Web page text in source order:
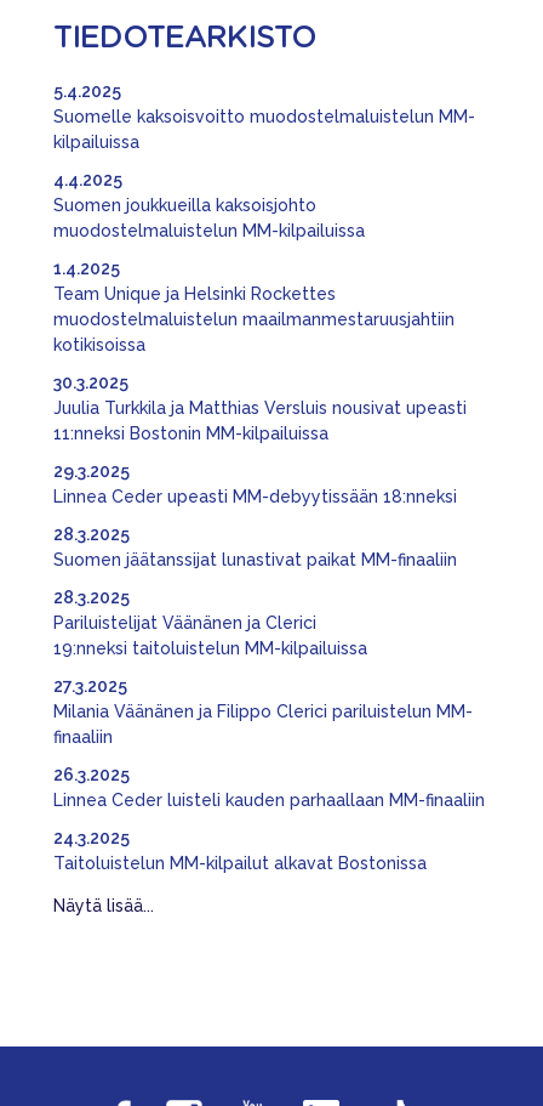
TIEDOTEARKISTO
Suomelle kaksoisvoitto muodostelmaluistelun MM-
kilpailuissa
5.4.2025
Suomen joukkueilla kaksoisjohto
muodostelmaluistelun MM-kilpailuissa
4.4.2025
Team Unique ja Helsinki Rockettes
muodostelmaluistelun maailmanmestaruusjahtiin
kotikisoissa
1.4.2025
Juulia Turkkila ja Matthias Versluis nousivat upeasti
11:nneksi Bostonin MM-kilpailuissa
30.3.2025
Linnea Ceder upeasti MM-debyytissään 18:nneksi
29.3.2025
Suomen jäätanssijat lunastivat paikat MM-finaaliin
28.3.2025
Pariluistelijat Väänänen ja Clerici
19:nneksi taitoluistelun MM-kilpailuissa
28.3.2025
Milania Väänänen ja Filippo Clerici pariluistelun MM-
finaaliin
27.3.2025
Linnea Ceder luisteli kauden parhaallaan MM-finaaliin
26.3.2025
Taitoluistelun MM-kilpailut alkavat Bostonissa
24.3.2025
Näytä lisää...